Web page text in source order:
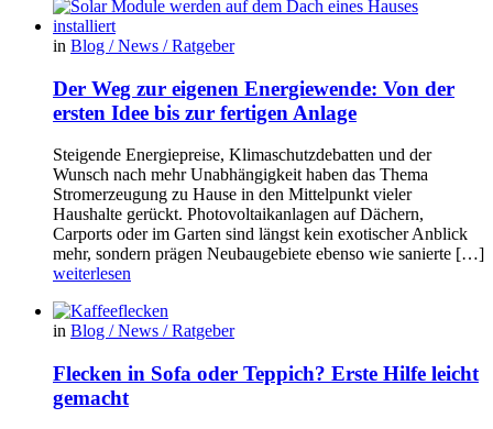
in Blog / News / Ratgeber
Der Weg zur eigenen Energiewende: Von der
ersten Idee bis zur fertigen Anlage
Steigende Energiepreise, Klimaschutzdebatten und der
Wunsch nach mehr Unabhängigkeit haben das Thema
Stromerzeugung zu Hause in den Mittelpunkt vieler
Haushalte gerückt. Photovoltaikanlagen auf Dächern,
Carports oder im Garten sind längst kein exotischer Anblick
mehr, sondern prägen Neubaugebiete ebenso wie sanierte […]
weiterlesen
in Blog / News / Ratgeber
Flecken in Sofa oder Teppich? Erste Hilfe leicht
gemacht